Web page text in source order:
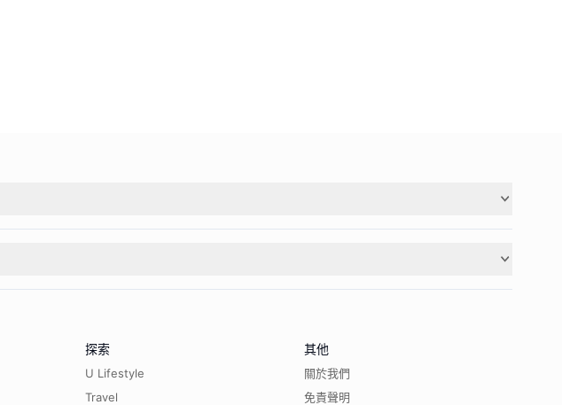
探索
U Lifestyle
Travel
其他
關於我們
免責聲明